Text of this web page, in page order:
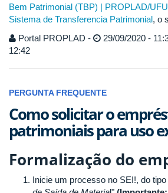
Bem Patrimonial (TBP) | PROPLAD/UFU
Sistema de Transferencia Patrimonial, o
Portal PROPLAD -
29/09/2020 -
12:42
PERGUNTA FREQUENTE
Como solicitar o
patrimoniais para uso
Formalização do
Inicie um processo no SEI!, do tipo